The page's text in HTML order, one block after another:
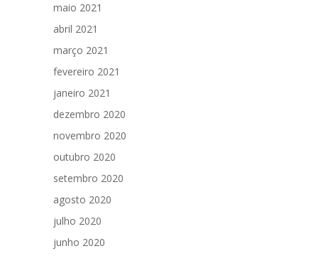
maio 2021
abril 2021
março 2021
fevereiro 2021
janeiro 2021
dezembro 2020
novembro 2020
outubro 2020
setembro 2020
agosto 2020
julho 2020
junho 2020